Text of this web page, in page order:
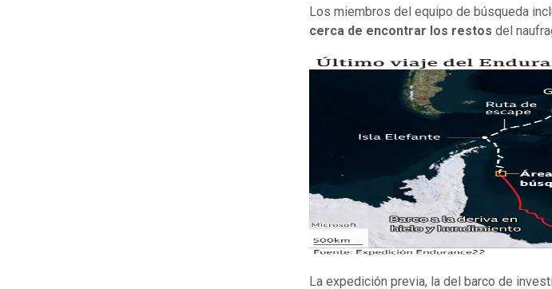
Los miembros del equipo de búsqueda
cerca de encontrar los restos del
La expedición previa, la del barco de